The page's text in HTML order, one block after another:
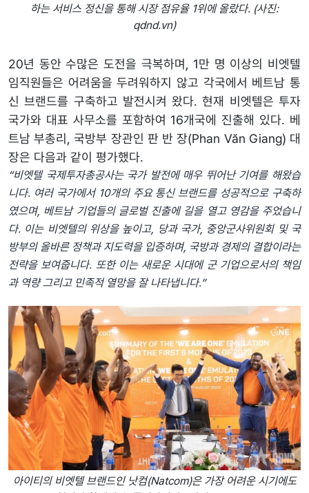
하는 서비스 정신을 통해 시장 점유율 1위에 올랐다. (사진:
qdnd.vn)
20년 동안 수많은 도전을 극복하며, 1만 명 이상의 비엣텔
임직원들은 어려움을 두려워하지 않고 각국에서 베트남 통
신 브랜드를 구축하고 발전시켜 왔다. 현재 비엣텔은 투자
국가와 대표 사무소를 포함하여 16개국에 진출해 있다. 베
트남 부총리, 국방부 장관인 판 반 장(Phan Văn Giang) 대
장은 다음과 같이 평가했다.
“비엣텔 국제투자총공사는 국가 발전에 매우 뛰어난 기여를 해왔습
니다. 여러 국가에서 10개의 주요 통신 브랜드를 성공적으로 구축하
였으며, 베트남 기업들의 글로벌 진출에 길을 열고 영감을 주었습니
다. 이는 비엣텔의 위상을 높이고, 당과 국가, 중앙군사위원회 및 국
방부의 올바른 정책과 지도력을 입증하며, 국방과 경제의 결합이라는
전략을 보여줍니다. 또한 이는 새로운 시대에 군 기업으로서의 책임
과 역량 그리고 민족적 열망을 잘 나타냅니다.”
아이티의 비엣텔 브랜드인 낫컴(Natcom)은 가장 어려운 시기에도